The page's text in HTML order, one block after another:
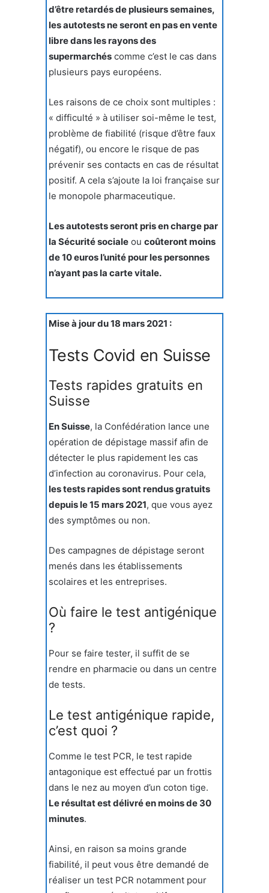
d’être retardés de plusieurs semaines,
les autotests ne seront en pas en vente
libre dans les rayons des
supermarchés comme c’est le cas dans
plusieurs pays européens.
Les raisons de ce choix sont multiples :
« difficulté » à utiliser soi-même le test,
problème de fiabilité (risque d’être faux
négatif), ou encore le risque de pas
prévenir ses contacts en cas de résultat
positif. A cela s’ajoute la loi française sur
le monopole pharmaceutique.
Les autotests seront pris en charge par
la Sécurité sociale ou coûteront moins
de 10 euros l’unité pour les personnes
n’ayant pas la carte vitale.
Mise à jour du 18 mars 2021 :
Tests Covid en Suisse
Tests rapides gratuits en
Suisse
En Suisse, la Confédération lance une
opération de dépistage massif afin de
détecter le plus rapidement les cas
d’infection au coronavirus. Pour cela,
les tests rapides sont rendus gratuits
depuis le 15 mars 2021, que vous ayez
des symptômes ou non.
Des campagnes de dépistage seront
menés dans les établissements
scolaires et les entreprises.
Où faire le test antigénique
?
Pour se faire tester, il suffit de se
rendre en pharmacie ou dans un centre
de tests.
Le test antigénique rapide,
c’est quoi ?
Comme le test PCR, le test rapide
antagonique est effectué par un frottis
dans le nez au moyen d’un coton tige.
Le résultat est délivré en moins de 30
minutes.
Ainsi, en raison sa moins grande
fiabilité, il peut vous être demandé de
réaliser un test PCR notamment pour